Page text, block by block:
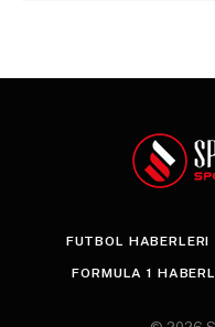
FUTBOL HABERLERI
FORMULA 1